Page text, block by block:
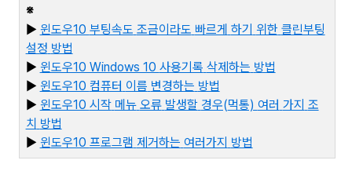
※
▶ 윈도우10 부팅속도 조금이라도 빠르게 하기 위한 클린부팅
설정 방법
▶ 윈도우10 Windows 10 사용기록 삭제하는 방법
▶ 윈도우10 컴퓨터 이름 변경하는 방법
▶ 윈도우10 시작 메뉴 오류 발생할 경우(먹통) 여러 가지 조
치 방법
▶ 윈도우10 프로그램 제거하는 여러가지 방법